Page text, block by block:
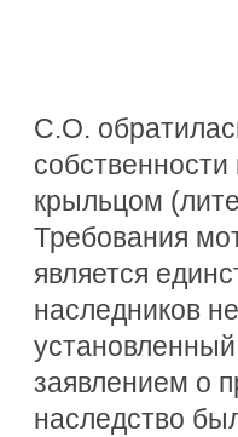
С.О.
крыльцом
Требования
является
наследников
заявлением о
наследство